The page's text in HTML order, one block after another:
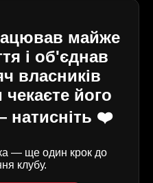
майже
і об'єднав
власників
його
натисніть ❤️
— ще один крок до
клубу.